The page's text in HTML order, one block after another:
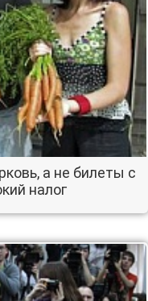
а не билеты с
налог